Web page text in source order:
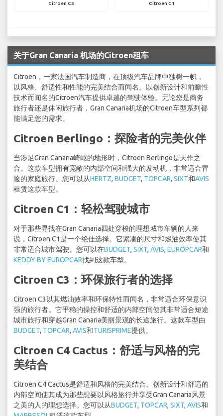
Citroen C3 Citroen C1
关于Gran Canaria 机场的Citroen租车
Citroen，一家法国汽车制造商，在顶级汽车品牌中独树一帜，
以风格、舒适性和性能的完美结合而闻名。以创新设计和前瞻性
技术而闻名的Citroen汽车提供卓越的驾驶体验。无论您是商务
旅行者还是休闲旅行者，Gran Canaria机场的Citroen车型系列都
能满足您的需求。
Citroen Berlingo：探险者的完美伙伴
当涉足Gran Canaria崎岖的地形时，Citroen Berlingo是天作之
合。这款车型拥有宽敞的内部空间和强大的发动机，非常适合冒
险的家庭旅行。您可以从HERTZ, BUDGET, TOPCAR, SIXT和AVIS
租赁这款车型。
Citroen C1：轻松驾驶城市
对于那些寻找在Gran Canaria四处穿梭的理想城市车辆的人来
说，Citroen C1是一个绝佳选择。它紧凑的尺寸和燃油效率使其
非常适合城市驾驶。您可以在BUDGET, SIXT, AVIS, EUROPCAR和
KEDDY BY EUROPCAR找到这款车型。
Citroen C3：环保旅行者的选择
Citroen C3以其燃油效率和环保特性而闻名，非常适合环保意识
强的旅行者。它平稳的操控和舒适的内部空间使其非常适合短途
城市旅行和穿越Gran Canaria美丽景观的长途旅行。这款车型由
BUDGET, TOPCAR, AVIS和TURISPRIME提供。
Citroen C4 Cactus：舒适与风格的完
美结合
Citroen C4 Cactus是舒适和风格的完美结合。创新设计和舒适的
内部空间使其成为那些想要以风格旅行并享受Gran Canaria风景
之美的人的理想选择。您可以从BUDGET, TOPCAR, SIXT, AVIS和